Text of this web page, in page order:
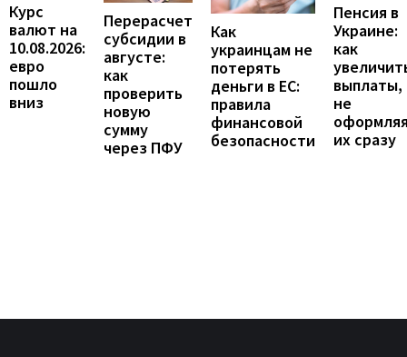
Курс
валют на
10.08.2026:
евро
пошло
вниз
Перерасчет
субсидии в
августе:
как
проверить
новую
сумму
через ПФУ
Как
украинцам не
потерять
деньги в ЕС:
правила
финансовой
безопасности
Пенсия в
Украине:
как
выплаты,
не
их сразу